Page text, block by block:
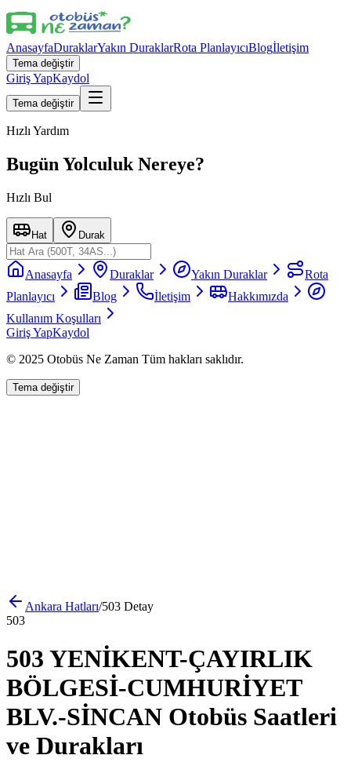
AnasayfaDuraklarYakın DuraklarRota PlanlayıcıBlogİletişim
Tema değiştir
Giriş YapKaydol
Tema değiştir
Hızlı Yardım
Bugün Yolculuk Nereye?
Hızlı Bul
Hat Durak
Anasayfa Duraklar Yakın Duraklar
Rota
Planlayıcı
Blog İletişim
Hakkımızda
Kullanım Koşulları
Giriş YapKaydol
© 2025 Otobüs Ne Zaman Tüm hakları saklıdır.
Tema değiştir
Ankara Hatları/503 Detay
503
503 YENİKENT-ÇAYIRLIK
BÖLGESİ-CUMHURİYET
BLV.-SİNCAN Otobüs Saatleri
ve Durakları